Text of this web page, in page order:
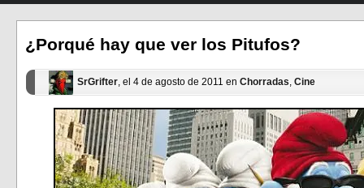
¿Porqué hay que ver los Pitufos?
SrGrifter, el 4 de agosto de 2011 en Chorradas, Cine